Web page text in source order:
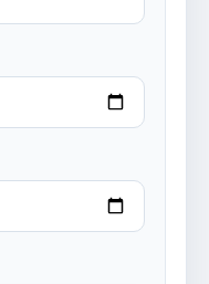
valid thru